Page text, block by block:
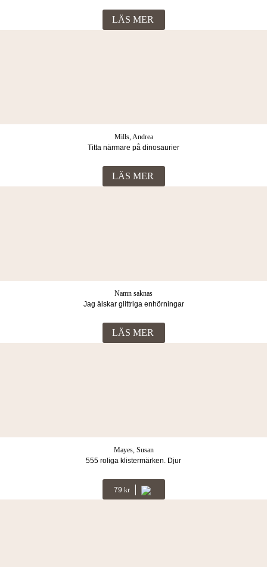
LÄS MER
Mills, Andrea
Titta närmare på dinosaurier
LÄS MER
Namn saknas
Jag älskar glittriga enhörningar
LÄS MER
Mayes, Susan
555 roliga klistermärken. Djur
79 Kr